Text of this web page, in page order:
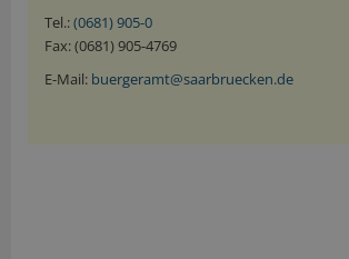
Tel.:(0681) 905-0
Fax: (0681) 905-4769
E-Mail: buergeramt@saarbruecken.de